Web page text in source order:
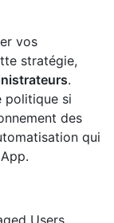
vos
stratégie,
.
politique si
des
qui